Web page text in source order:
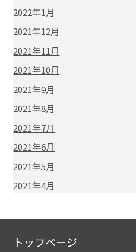
2022年1月
2021年12月
2021年11月
2021年10月
2021年9月
2021年8月
2021年7月
2021年6月
2021年5月
2021年4月
トップページ